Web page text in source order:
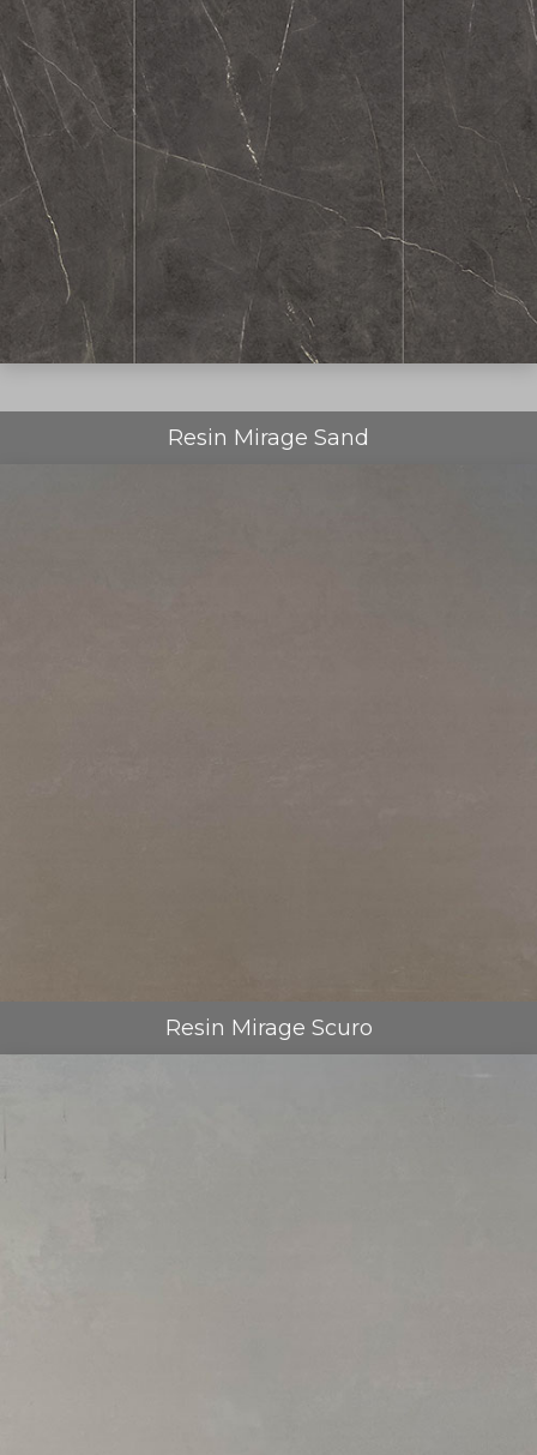
Resin Mirage Sand
Resin Mirage Scuro